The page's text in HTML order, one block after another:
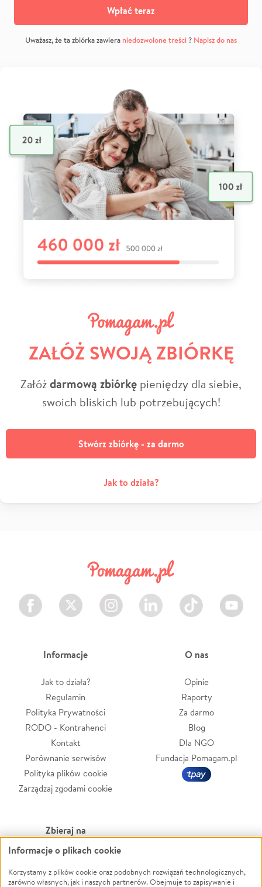
Wpłać teraz
Uważasz, że ta zbiórka zawiera niedozwolone treści? Napisz do nas
ZAŁÓŻ SWOJĄ ZBIÓRKĘ
Załóżdarmową zbiórkę pieniędzy dla siebie,
swoich bliskich lub potrzebujących!
Stwórz zbiórkę - za darmo
Jak to działa?
Facebook Twitter Instagram LinkedIn TikTok Youtube
Informacje
Jak to działa?
Regulamin
Polityka Prywatności
RODO - Kontrahenci
Kontakt
Porównanie serwisów
Polityka plików cookie
Zarządzaj zgodami cookie
O nas
Opinie
Raporty
Za darmo
Blog
Dla NGO
Fundacja Pomagam.pl
Zbieraj na
Leczenie
Zwierzęta
Powódź
Informacje o plikach cookie
Korzystamy z plików cookie oraz podobnych rozwiązań technologicznych,
zarówno własnych, jak i naszych partnerów. Obejmuje to zapisywanie i